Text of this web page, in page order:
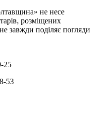
не несе
розміщених
завжди поділяє погляди
25
53